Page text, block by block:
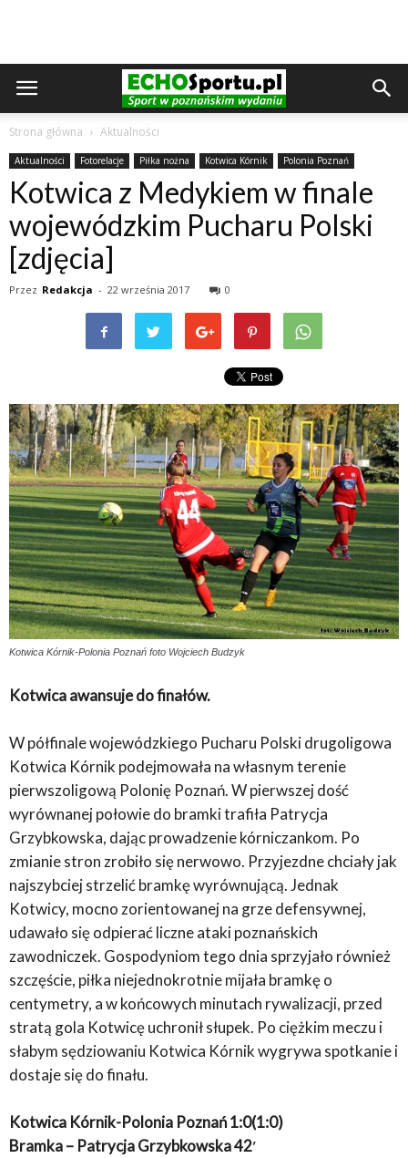
Strona główna Aktualności
Aktualności Fotorelacje Piłka nożna Kotwica Kórnik Polonia Poznań
Kotwica z Medykiem w finale
wojewódzkim Pucharu Polski
[zdjęcia]
Przez Redakcja - 22 września 2017 0
Kotwica Kórnik-Polonia Poznań foto Wojciech Budzyk
Kotwica awansuje do finałów.
W półfinale wojewódzkiego Pucharu Polski drugoligowa
Kotwica Kórnik podejmowała na własnym terenie
pierwszoligową Polonię Poznań. W pierwszej dość
wyrównanej połowie do bramki trafiła Patrycja
Grzybkowska, dając prowadzenie kórniczankom. Po
zmianie stron zrobiło się nerwowo. Przyjezdne chciały jak
najszybciej strzelić bramkę wyrównującą. Jednak
Kotwicy, mocno zorientowanej na grze defensywnej,
udawało się odpierać liczne ataki poznańskich
zawodniczek. Gospodyniom tego dnia sprzyjało również
szczęście, piłka niejednokrotnie mijała bramkę o
centymetry, a w końcowych minutach rywalizacji, przed
stratą gola Kotwicę uchronił słupek. Po ciężkim meczu i
słabym sędziowaniu Kotwica Kórnik wygrywa spotkanie i
dostaje się do finału.
Kotwica Kórnik-Polonia Poznań 1:0(1:0)
Bramka – Patrycja Grzybkowska 42′